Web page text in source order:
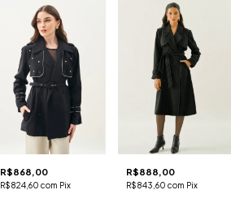
R$868,00
R$824,60com Pix
R$888,00
R$843,60 com Pix